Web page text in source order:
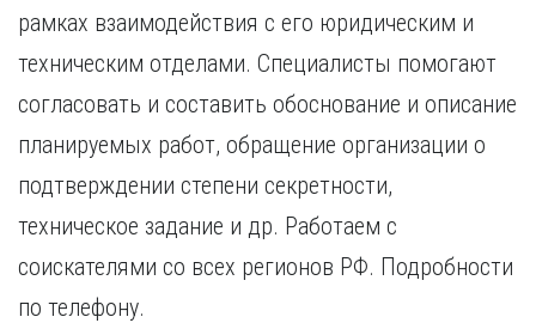
рамках взаимодействия с его юридическим и
техническим отделами. Специалисты помогают
согласовать и составить обоснование и описание
планируемых работ, обращение организации о
подтверждении степени секретности,
техническое задание и др. Работаем с
соискателями со всех регионов РФ. Подробности
по телефону.